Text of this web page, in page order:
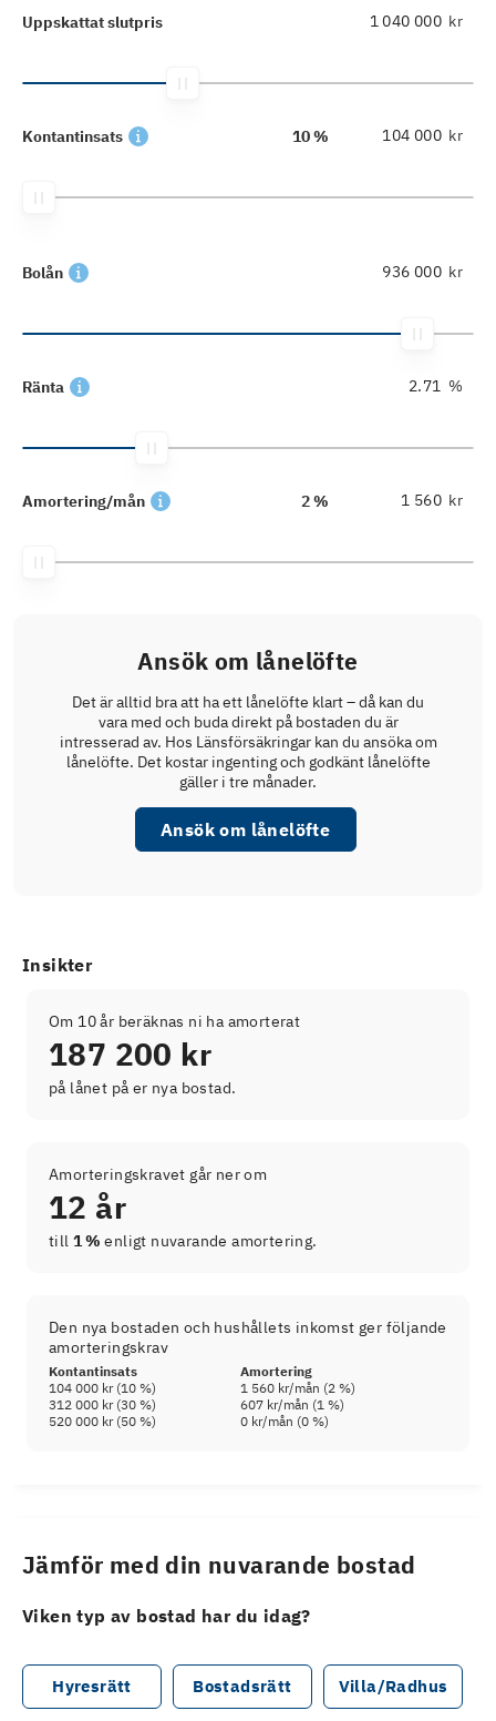
Uppskattat slutpris kr
Kontantinsats 10 % kr
Bolån kr
Ränta %
Amortering/mån 2 % kr
Ansök om lånelöfte
Det är alltid bra att ha ett lånelöfte klart – då kan du
vara med och buda direkt på bostaden du är
intresserad av. Hos Länsförsäkringar kan du ansöka om
lånelöfte. Det kostar ingenting och godkänt lånelöfte
gäller i tre månader.
Ansök om lånelöfte
Insikter
Om 10 år beräknas ni ha amorterat
187 200 kr
på lånet på er nya bostad.
Amorteringskravet går ner om
12 år
till 1 % enligt nuvarande amortering.
Den nya bostaden och hushållets inkomst ger följande
amorteringskrav
Kontantinsats
Amortering
104 000 kr(10 %) 1 560 kr/mån (2 %)
312 000 kr(30 %) 607 kr/mån (1 %)
520 000 kr(50 %) 0 kr/mån (0 %)
Jämför med din nuvarande bostad
Viken typ av bostad har du idag?
Hyresrätt Bostadsrätt Villa/Radhus